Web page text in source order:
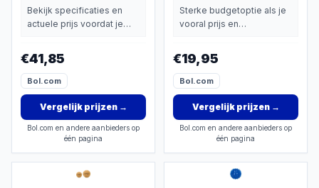
Bekijk specificaties en
actuele prijs voordat je
€41,85
Bol.com
Vergelijk prijzen→
Bol.com en andere aanbieders op
één pagina
Sterke budgetoptie als je
vooral prijs en
€19,95
Bol.com
Vergelijk prijzen→
Bol.com en andere aanbieders op
één pagina